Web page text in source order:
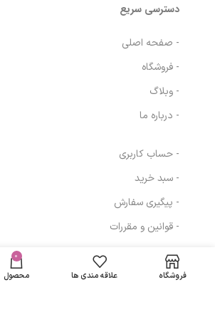
دسترسی سریع
- صفحه اصلی
- فروشگاه
- وبلاگ
- درباره ما
- حساب کاربری
- سبد خرید
- پیگیری سفارش
- قوانین و مقررات
مسیرهای ارتباطی
آرايش پاک کن دور
چشم کمر باريک
تومان
134,640 تومان فروشگاه علاقه مندی ها
0
محصول